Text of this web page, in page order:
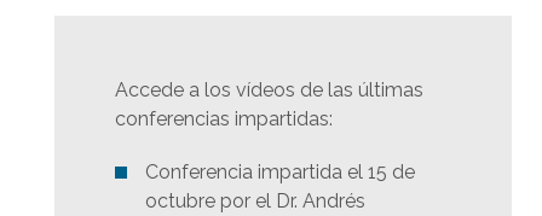
Accede a los vídeos de las últimas
conferencias impartidas:
Conferencia impartida el 15 de
octubre por el Dr. Andrés